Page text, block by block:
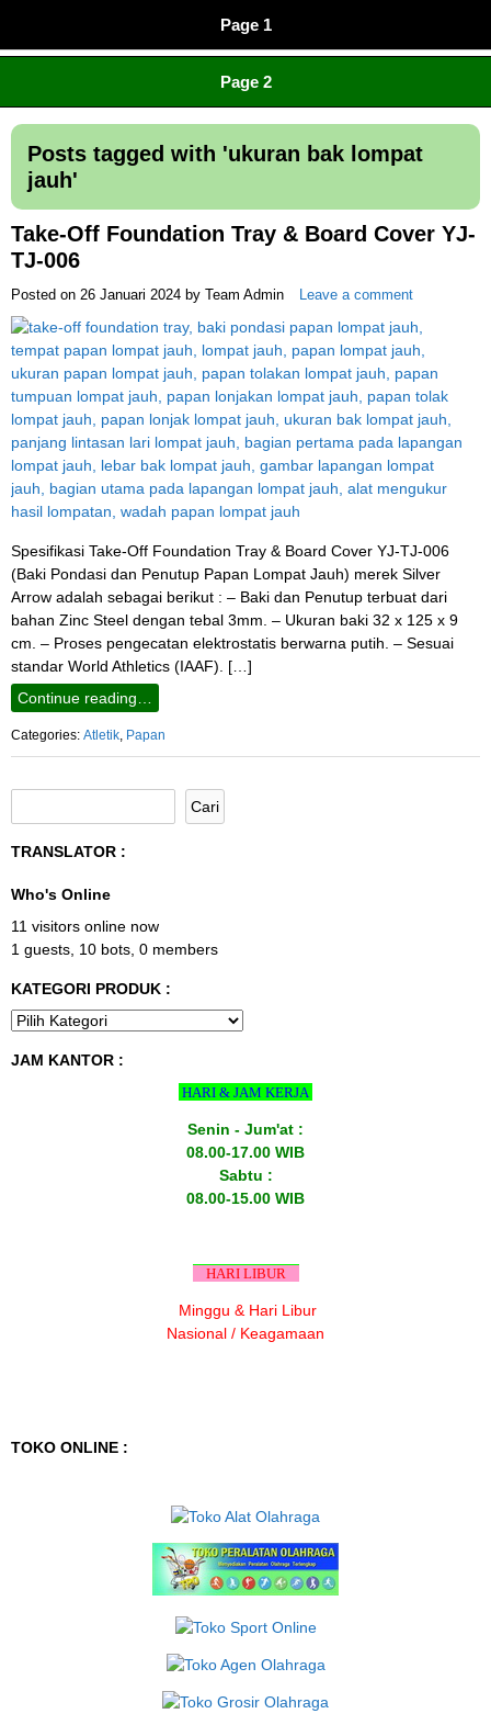
Page 1
CV JAYA BERSAMA Co Id
Menyediakan Semua Perlengkapan Olahraga Yang
Page 2
Posts tagged with 'ukuran bak lompat
jauh'
Take-Off Foundation Tray & Board Cover YJ-
TJ-006
Posted on 26 Januari 2024 by Team Admin Leave a comment
Spesifikasi Take-Off Foundation Tray & Board Cover YJ-TJ-006
(Baki Pondasi dan Penutup Papan Lompat Jauh) merek Silver
Arrow adalah sebagai berikut : – Baki dan Penutup terbuat dari
bahan Zinc Steel dengan tebal 3mm. – Ukuran baki 32 x 125 x 9
cm. – Proses pengecatan elektrostatis berwarna putih. – Sesuai
standar World Athletics (IAAF). […]
Continue reading…
Categories: Atletik Papan
TRANSLATOR :
Who's Online
11 visitors online now
1 guests, 10 bots, 0 members
KATEGORI PRODUK :
JAM KANTOR :
HARI & JAM KERJA
Senin - Jum'at :
08.00-17.00 WIB
Sabtu :
08.00-15.00 WIB
HARI LIBUR
Minggu & Hari Libur
Nasional / Keagamaan
TOKO ONLINE :